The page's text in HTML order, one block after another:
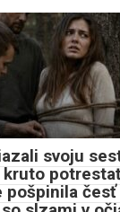
svoju
pošpinila